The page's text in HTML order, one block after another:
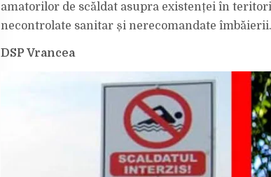
amatorilor de scăldat asupra existenței în
necontrolate sanitar și nerecomandate îmbăierii.
DSP Vrancea